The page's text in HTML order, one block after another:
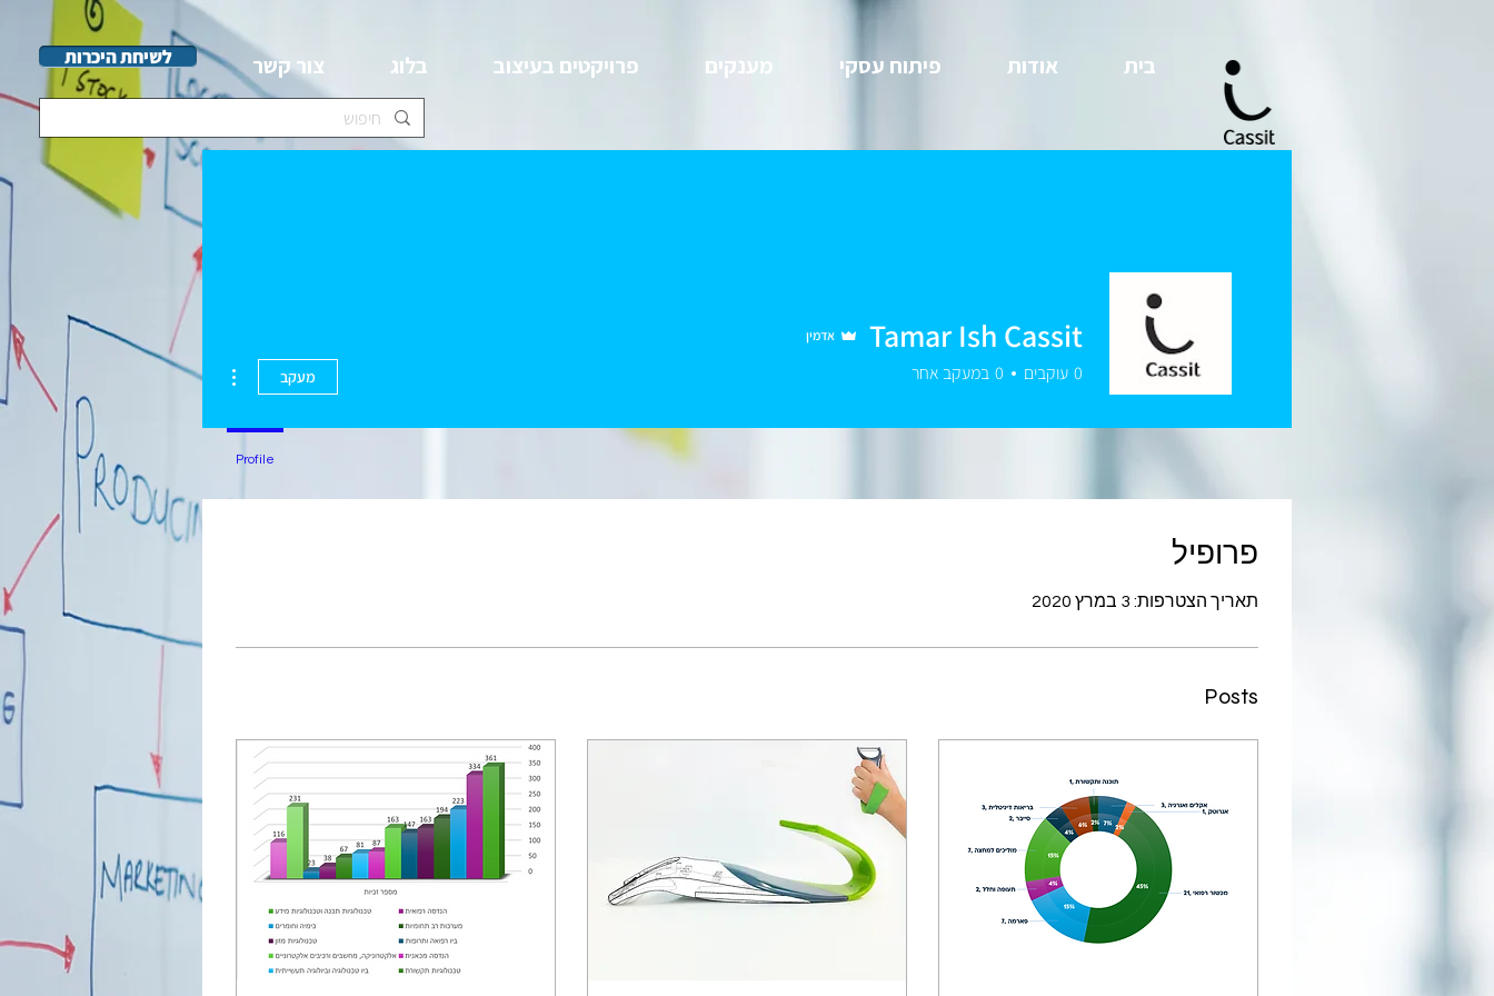
בית אודות פיתוח עסקי מענקים פרויקטים בעיצוב בלוג צור קשר לשיחת היכרות
פרופיל
תאריך הצטרפות: 3 במרץ 2020
Posts
Tamar Ish Cassit אדמין
0 עוקבים 0 במעקב אחר מעקב
More actions
Profile